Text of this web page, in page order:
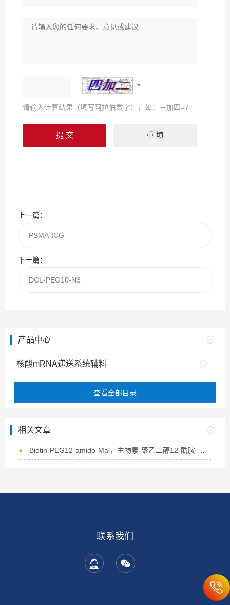
请输入计算结果（填写阿拉伯数字），如：三加四=7
上一篇：
PSMA-ICG
下一篇：
DCL-PEG10-N3
产品中心
核酸mRNA递送系统辅料
查看全部目录
相关文章
联系我们